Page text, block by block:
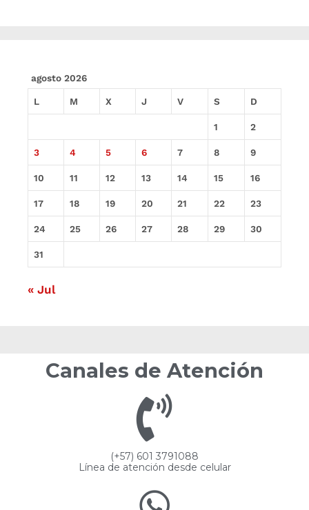
agosto 2026
L M X J V S D
1 2
3 4 5 6 7 8 9
10 11 12 13 14 15 16
17 18 19 20 21 22 23
24 25 26 27 28 29 30
31
« Jul
Canales de Atención
(+57) 601 3791088
Línea de atención desde celular